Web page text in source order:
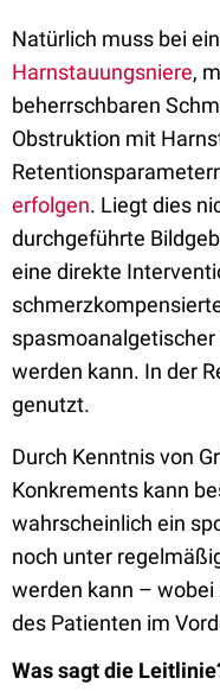
Natürlich muss bei
Harnstauungsniere,
beherrschbaren
Obstruktion mit
erfolgen. Liegt dies
durchgeführte
eine direkte
werden kann. In der
genutzt.
Durch Kenntnis von
Konkrements kann
wahrscheinlich ein
noch unter
werden kann –
des Patienten im
Was sagt die